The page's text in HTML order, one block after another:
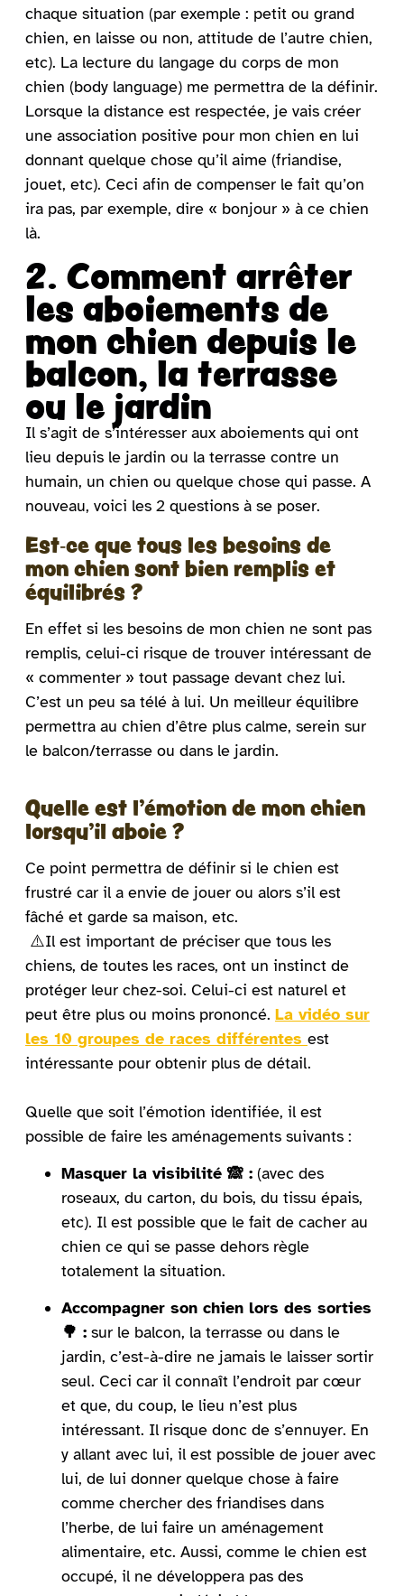
chaque situation (par exemple : petit ou grand
chien, en laisse ou non, attitude de l’autre chien,
etc). La lecture du langage du corps de mon
chien (body language) me permettra de la définir.
Lorsque la distance est respectée, je vais créer
une association positive pour mon chien en lui
donnant quelque chose qu’il aime (friandise,
jouet, etc). Ceci afin de compenser le fait qu’on
ira pas, par exemple, dire « bonjour » à ce chien
là.
2. Comment arrêter
les aboiements de
mon chien depuis le
balcon, la terrasse
ou le jardin
Il s’agit de s’intéresser aux aboiements qui ont
lieu depuis le jardin ou la terrasse contre un
humain, un chien ou quelque chose qui passe. A
nouveau, voici les 2 questions à se poser.
Est-ce que tous les besoins de
mon chien sont bien remplis et
équilibrés ?
En effet si les besoins de mon chien ne sont pas
remplis, celui-ci risque de trouver intéressant de
« commenter » tout passage devant chez lui.
C’est un peu sa télé à lui. Un meilleur équilibre
permettra au chien d’être plus calme, serein sur
le balcon/terrasse ou dans le jardin.
Quelle est l’émotion de mon chien
lorsqu’il aboie ?
Ce point permettra de définir si le chien est
frustré car il a envie de jouer ou alors s’il est
fâché et garde sa maison, etc.
⚠️Il est important de préciser que tous les
chiens, de toutes les races, ont un instinct de
protéger leur chez-soi. Celui-ci est naturel et
peut être plus ou moins prononcé. La vidéo sur
les 10 groupes de races différentes est
intéressante pour obtenir plus de détail.
Quelle que soit l’émotion identifiée, il est
possible de faire les aménagements suivants :
Masquer la visibilité 🙈 : (avec des
roseaux, du carton, du bois, du tissu épais,
etc). Il est possible que le fait de cacher au
chien ce qui se passe dehors règle
totalement la situation.
Accompagner son chien lors des sorties
🌳 : sur le balcon, la terrasse ou dans le
jardin, c’est-à-dire ne jamais le laisser sortir
seul. Ceci car il connaît l’endroit par cœur
et que, du coup, le lieu n’est plus
intéressant. Il risque donc de s’ennuyer. En
y allant avec lui, il est possible de jouer avec
lui, de lui donner quelque chose à faire
comme chercher des friandises dans
l’herbe, de lui faire un aménagement
alimentaire, etc. Aussi, comme le chien est
occupé, il ne développera pas des